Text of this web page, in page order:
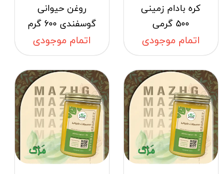
کره بادام زمینی
500 گرمی
اتمام موجودی
روغن حیوانی
گوسفندی 600 گرم
اتمام موجودی